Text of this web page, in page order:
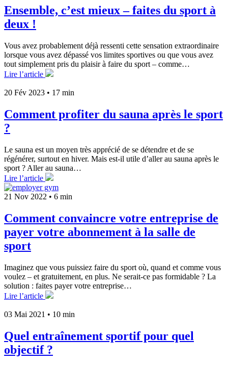
Ensemble, c’est mieux – faites du sport à
deux !
Vous avez probablement déjà ressenti cette sensation extraordinaire
lorsque vous avez dépassé vos limites sportives ou que vous avez
tout simplement pris du plaisir à faire du sport – comme…
Lire l’article
20 Fév 2023 • 17 min
Comment profiter du sauna après le sport
?
Le sauna est un moyen très apprécié de se détendre et de se
régénérer, surtout en hiver. Mais est-il utile d’aller au sauna après le
sport ? Aller au sauna…
Lire l’article
21 Nov 2022 • 6 min
Comment convaincre votre entreprise de
payer votre abonnement à la salle de
sport
Imaginez que vous puissiez faire du sport où, quand et comme vous
voulez – et gratuitement, en plus. Ne serait-ce pas formidable ? La
solution : faites payer votre entreprise…
Lire l’article
03 Mai 2021 • 10 min
Quel entraînement sportif pour quel
objectif ?